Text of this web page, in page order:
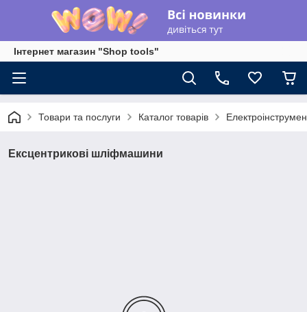
Інтернет магазин "Shop tools"
Товари та послуги Каталог товарів
Ексцентрикові шліфмашини